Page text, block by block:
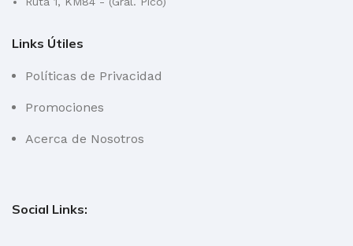
Links Útiles
Políticas de Privacidad
Promociones
Acerca de Nosotros
Social Links: